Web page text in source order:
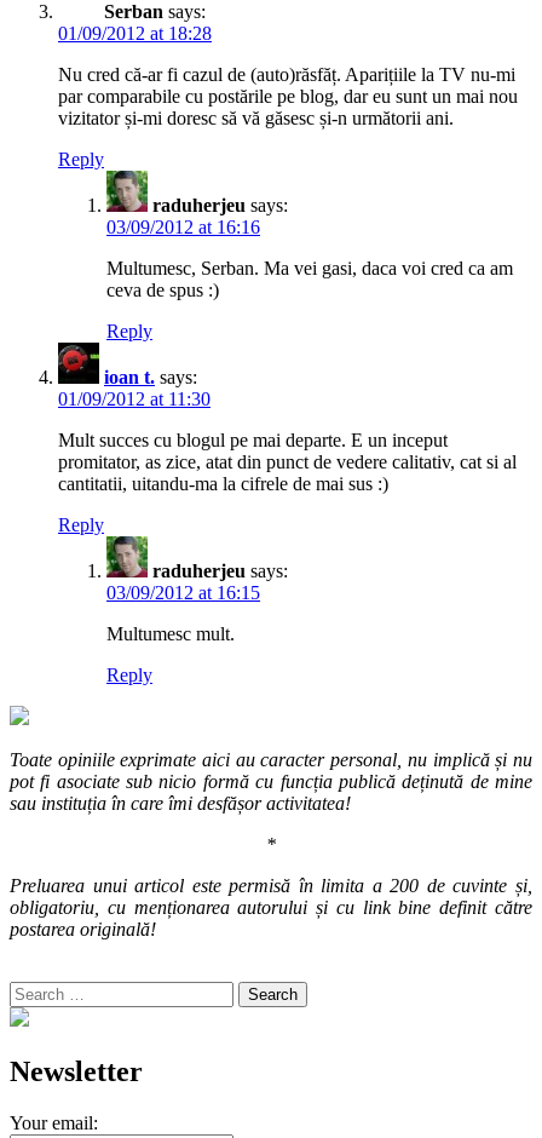
Serban says:
01/09/2012 at 18:28
Nu cred că-ar fi cazul de (auto)răsfăț. Aparițiile la TV nu-mi
par comparabile cu postările pe blog, dar eu sunt un mai nou
vizitator și-mi doresc să vă găsesc și-n următorii ani.
Reply
raduherjeu says:
03/09/2012 at 16:16
Multumesc, Serban. Ma vei gasi, daca voi cred ca am
ceva de spus :)
Reply
ioan t. says:
01/09/2012 at 11:30
Mult succes cu blogul pe mai departe. E un inceput
promitator, as zice, atat din punct de vedere calitativ, cat si al
cantitatii, uitandu-ma la cifrele de mai sus :)
Reply
raduherjeu says:
03/09/2012 at 16:15
Multumesc mult.
Reply
Toate opiniile exprimate aici au caracter personal, nu implică și nu
pot fi asociate sub nicio formă cu funcția publică deținută de mine
sau instituția în care îmi desfășor activitatea!
*
Preluarea unui articol este permisă în limita a 200 de cuvinte și,
obligatoriu, cu menționarea autorului și cu link bine definit către
postarea originală!
Search
for:
Newsletter
Your email: